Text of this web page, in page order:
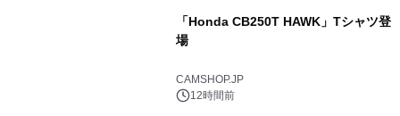
「Honda CB250T HAWK」Tシャツ登
場
CAMSHOP.JP
12時間前